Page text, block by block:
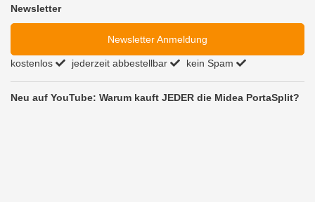
Newsletter
Newsletter Anmeldung
kostenlos jederzeit abbestellbar kein Spam
Neu auf YouTube: Warum kauft JEDER die Midea PortaSplit?